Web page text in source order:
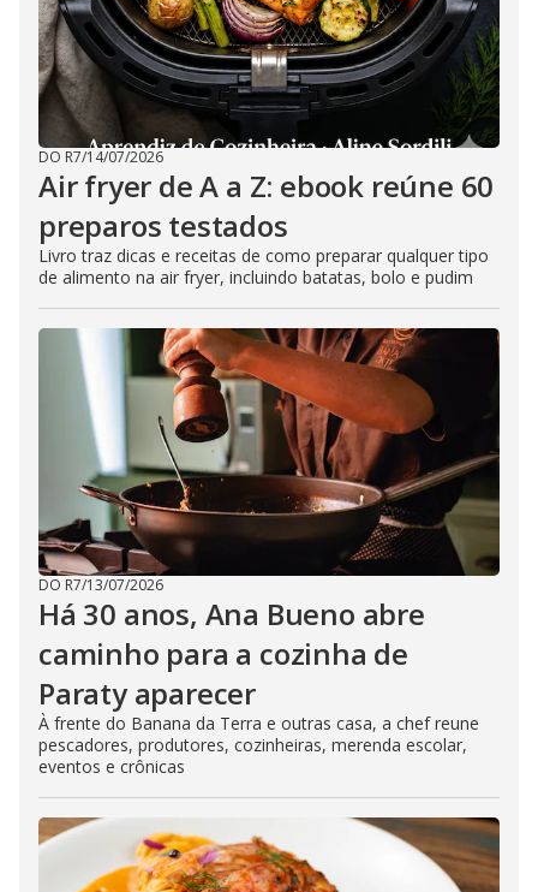
DO R7/14/07/2026
Air fryer de A a Z: ebook reúne 60
preparos testados
Livro traz dicas e receitas de como preparar qualquer tipo
de alimento na air fryer, incluindo batatas, bolo e pudim
DO R7/13/07/2026
Há 30 anos, Ana Bueno abre
caminho para a cozinha de
Paraty aparecer
À frente do Banana da Terra e outras casa, a chef reune
pescadores, produtores, cozinheiras, merenda escolar,
eventos e crônicas